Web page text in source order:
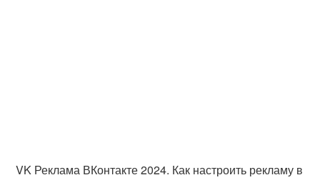
VK Реклама ВКонтакте 2024. Как настроить рекламу в